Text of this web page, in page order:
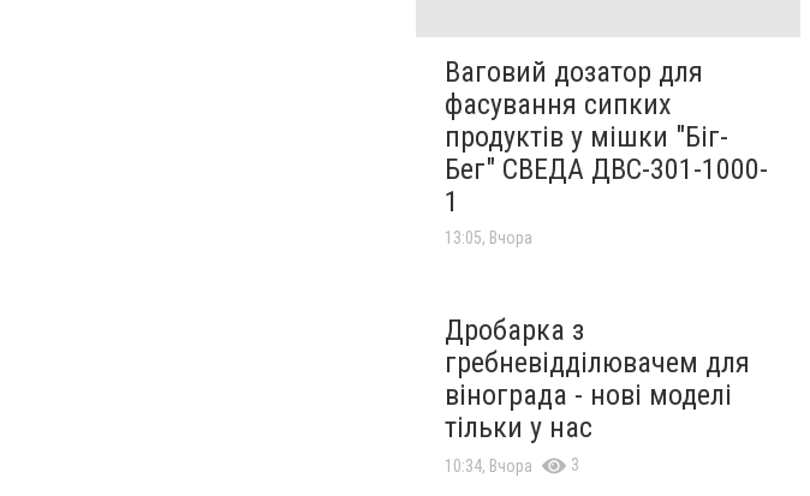
Ваговий дозатор для
фасування сипких
продуктів у мішки "Біг-
Бег" СВЕДА ДВС-301-1000-
1
13:05, Вчора
Дробарка з
гребневідділювачем для
вінограда - нові моделі
тільки у нас
10:34, Вчора 3